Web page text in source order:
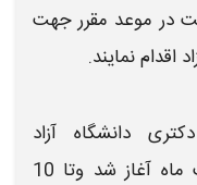
در موعد مقرر جهت
اقدام نمایند.
دانشگاه آزاد
از تاریخ 27 اردیبهشت ماه آغاز شد وتا 10